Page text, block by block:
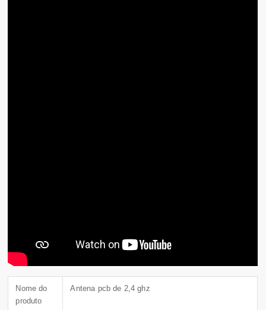
Nome do
produto
Antena pcb de 2,4 ghz